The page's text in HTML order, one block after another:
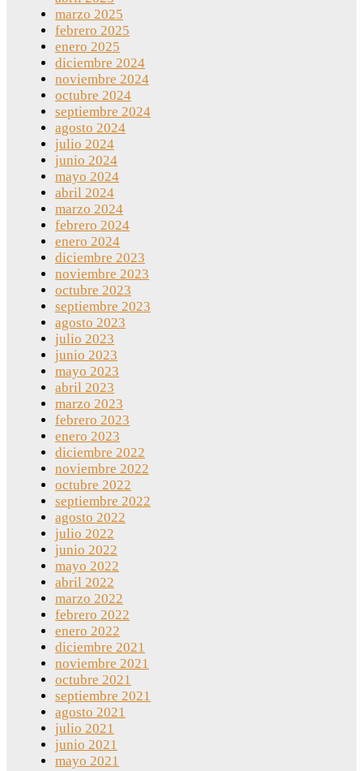
marzo 2025
febrero 2025
enero 2025
diciembre 2024
noviembre 2024
octubre 2024
septiembre 2024
agosto 2024
julio 2024
junio 2024
mayo 2024
abril 2024
marzo 2024
febrero 2024
enero 2024
diciembre 2023
noviembre 2023
octubre 2023
septiembre 2023
agosto 2023
julio 2023
junio 2023
mayo 2023
abril 2023
marzo 2023
febrero 2023
enero 2023
diciembre 2022
noviembre 2022
octubre 2022
septiembre 2022
agosto 2022
julio 2022
junio 2022
mayo 2022
abril 2022
marzo 2022
febrero 2022
enero 2022
diciembre 2021
noviembre 2021
octubre 2021
septiembre 2021
agosto 2021
julio 2021
junio 2021
mayo 2021